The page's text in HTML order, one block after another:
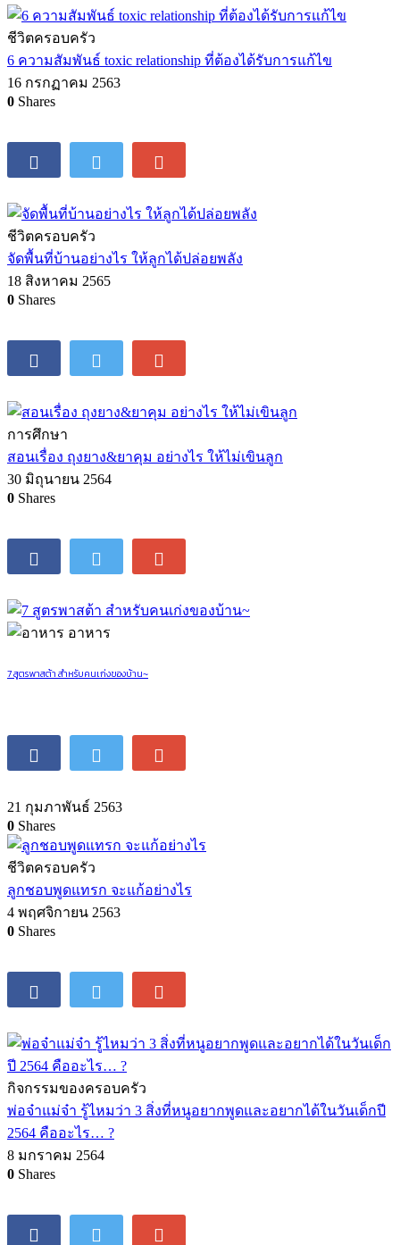
ชีวิตครอบครัว
6 ความสัมพันธ์ toxic relationship ที่ต้องได้รับการแก้ไข
16 กรกฏาคม 2563
0 Shares
ชีวิตครอบครัว
จัดพื้นที่บ้านอย่างไร ให้ลูกได้ปล่อยพลัง
18 สิงหาคม 2565
0 Shares
การศึกษา
สอนเรื่อง ถุงยาง&ยาคุม อย่างไร ให้ไม่เขินลูก
30 มิถุนายน 2564
0 Shares
อาหาร
7 สูตรพาสต้า สำหรับคนเก่งของบ้าน~
21 กุมภาพันธ์ 2563
0 Shares
ชีวิตครอบครัว
ลูกชอบพูดแทรก จะแก้อย่างไร
4 พฤศจิกายน 2563
0 Shares
กิจกรรมของครอบครัว
พ่อจ๋าแม่จ๋า รู้ไหมว่า 3 สิ่งที่หนูอยากพูดและอยากได้ในวันเด็กปี
2564 คืออะไร… ?
8 มกราคม 2564
0 Shares